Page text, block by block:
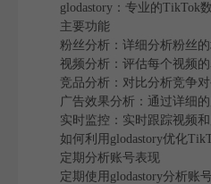
glodastory：专业的TikTok
主要功能
粉丝分析：详细分析粉丝
视频分析：评估每个视频
竞品分析：对比分析竞争
广告效果分析：通过详细
实时监控：实时跟踪视频
如何利用glodastory优化
定期分析账号表现
定期使用glodastory分析账